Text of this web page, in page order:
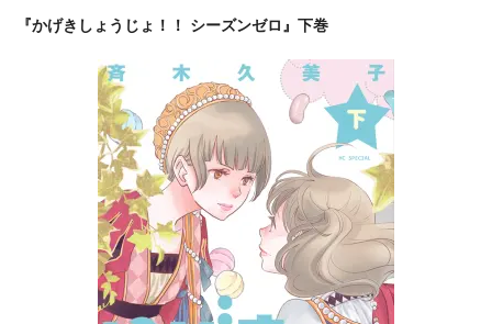
『かげきしょうじょ！！ シーズンゼロ』下巻